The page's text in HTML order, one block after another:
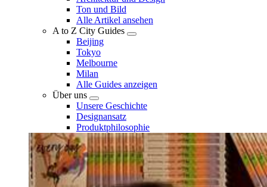
Ton und Bild
Alle Artikel ansehen
A to Z City Guides
Beijing
Tokyo
Melbourne
Milan
Alle Guides anzeigen
Über uns
Unsere Geschichte
Designansatz
Produktphilosophie